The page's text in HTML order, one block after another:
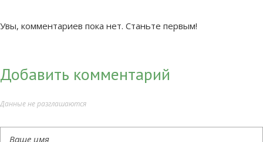
Увы, комментариев пока нет. Станьте первым!
Добавить комментарий
Данные не разглашаются